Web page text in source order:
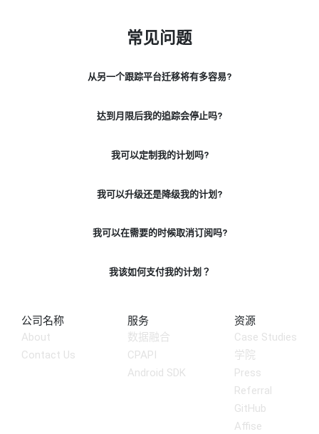
常见问题
从另一个跟踪平台迁移将有多容易?
达到月限后我的追踪会停止吗?
我可以定制我的计划吗?
我可以升级还是降级我的计划?
我可以在需要的时候取消订阅吗?
我该如何支付我的计划？
公司名称
About
Contact Us
服务
数据融合
CPAPI
Android SDK
资源
Case Studies
学院
Press
Referral
GitHub
Affise